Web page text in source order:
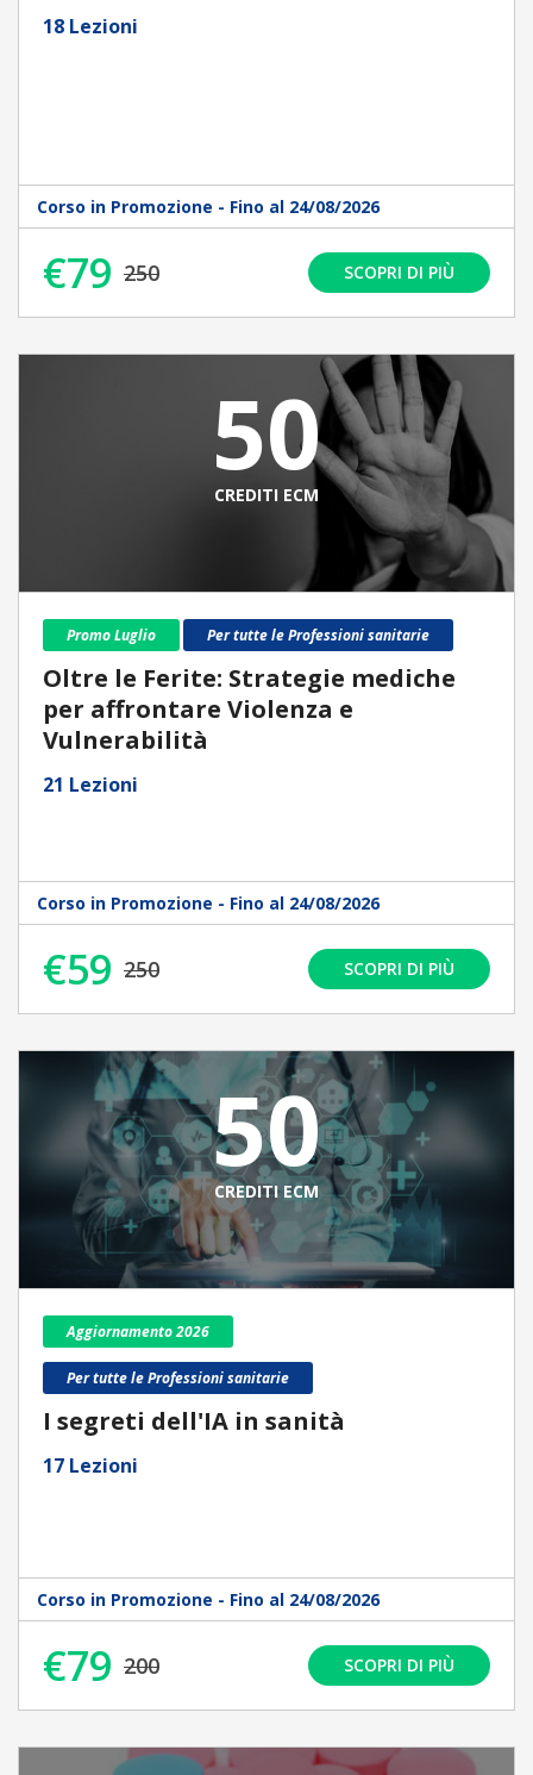
18 Lezioni
Corso in Promozione - Fino al 24/08/2026
€79 250 SCOPRI DI PIÙ
50
CREDITI ECM
Promo Luglio Per tutte le Professioni sanitarie
Oltre le Ferite: Strategie mediche
per affrontare Violenza e
Vulnerabilità
21 Lezioni
Corso in Promozione - Fino al 24/08/2026
€59 250 SCOPRI DI PIÙ
50
CREDITI ECM
Aggiornamento 2026
Per tutte le Professioni sanitarie
I segreti dell'IA in sanità
17 Lezioni
Corso in Promozione - Fino al 24/08/2026
€79 200 SCOPRI DI PIÙ